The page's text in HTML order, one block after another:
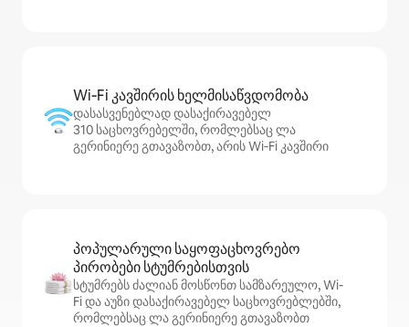
Wi‑Fi კავშირის ხელმისაწვდომობა
დასასვენებლად დასაქირავებელ
310 საცხოვრებელში, რომლებსაც ლა
გერინიერე გთავაზობთ, არის Wi‑Fi კავშირი
პოპულარული საყოფაცხოვრებო
პირობები სტუმრებისთვის
სტუმრებს ძალიან მოსწონთ სამზარეულო, Wi-
Fi და აუზი დასაქირავებელ საცხოვრებლებში,
რომლებსაც ლა გერინიერე გთავაზობთ